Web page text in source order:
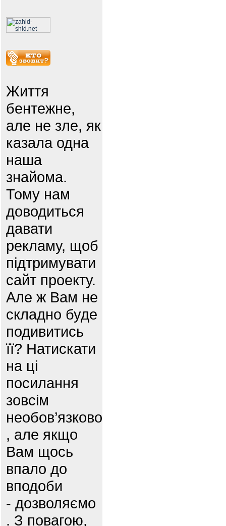
Життя
бентежне,
але не зле, як
казала одна
наша
знайома.
Тому нам
доводиться
давати
рекламу, щоб
підтримувати
сайт проекту.
Але ж Вам не
складно буде
подивитись
її? Натискати
на ці
посилання
зовсім
необов’язково
, але якщо
Вам щось
впало до
вподоби
- дозволяємо
. З повагою,